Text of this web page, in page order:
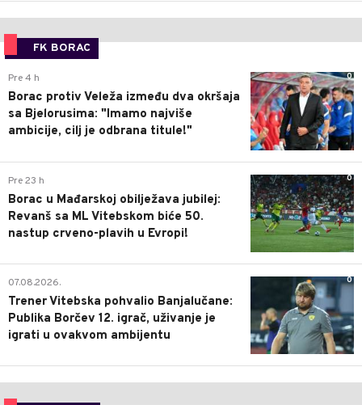
FK BORAC
0
Pre 4 h
Borac protiv Veleža između dva okršaja
sa Bjelorusima: "Imamo najviše
ambicije, cilj je odbrana titule!"
0
Pre 23 h
Borac u Mađarskoj obilježava jubilej:
Revanš sa ML Vitebskom biće 50.
nastup crveno-plavih u Evropi!
0
07.08.2026.
Trener Vitebska pohvalio Banjalučane:
Publika Borčev 12. igrač, uživanje je
igrati u ovakvom ambijentu